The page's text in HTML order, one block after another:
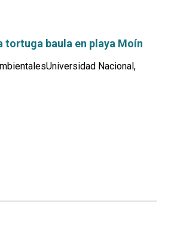
tortuga baula en playa Moín
Nacional,